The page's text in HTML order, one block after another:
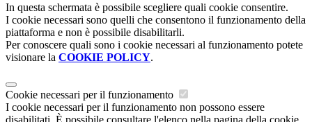
In questa schermata è possibile scegliere quali cookie consentire.
I cookie necessari sono quelli che consentono il funzionamento della
piattaforma e non è possibile disabilitarli.
Per conoscere quali sono i cookie necessari al funzionamento potete
visionare la COOKIE POLICY.
Cookie necessari per il funzionamento
I cookie necessari per il funzionamento non possono essere
disabilitati. È possibile consultare l'elenco nella pagina della cookie